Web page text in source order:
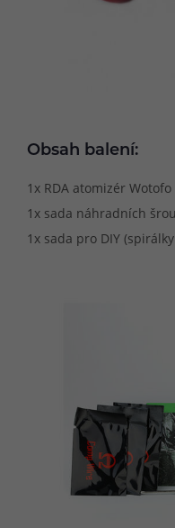
Obsah balení:
1x RDA atomizér
1x sada náhradních
1x sada pro DIY